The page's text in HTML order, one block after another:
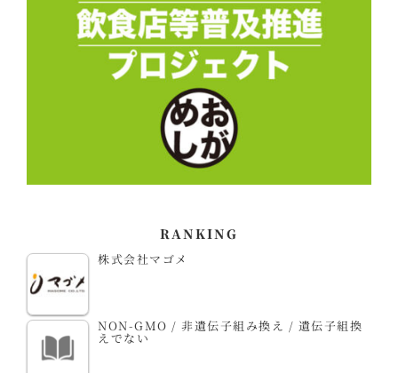
RANKING
株式会社マゴメ
NON-GMO / 非遺伝子組み換え / 遺伝子組換
えでない